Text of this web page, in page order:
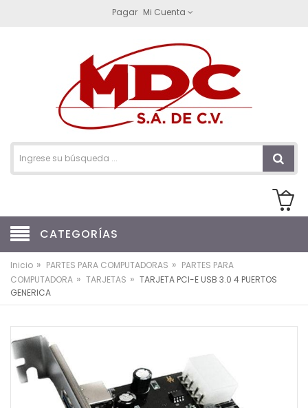
Pagar Mi Cuenta
CATEGORÍAS
Inicio » PARTES PARA COMPUTADORAS » PARTES PARA
COMPUTADORA » TARJETAS » TARJETA PCI-E USB 3.0 4 PUERTOS
GENERICA